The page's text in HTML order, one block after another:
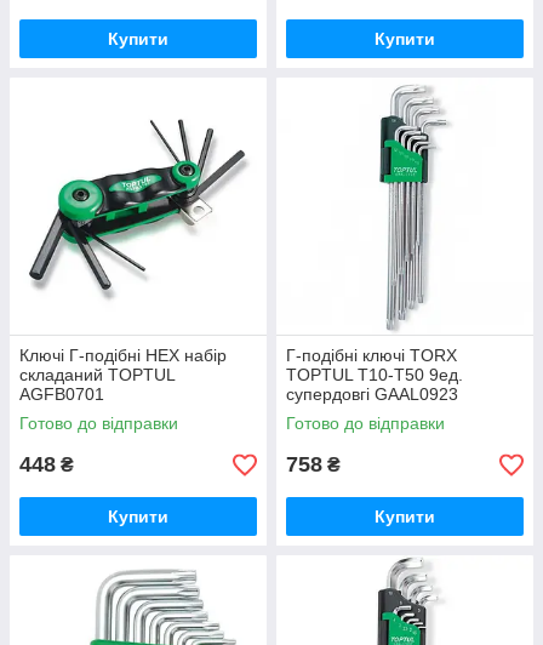
Купити Купити
Ключі Г-подібні HEX набір
складаний TOPTUL
AGFB0701
Готово до відправки
448 ₴
Купити
Г-подібні ключі TORX
TOPTUL T10-T50 9ед.
супердовгі GAAL0923
Готово до відправки
758 ₴
Купити